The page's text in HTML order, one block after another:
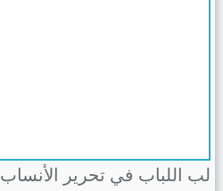
لب اللباب في تحرير الأنساب